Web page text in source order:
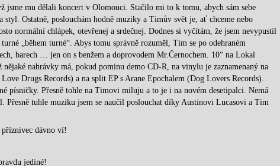
jsme mu dělali koncert v Olomouci. Stačilo mi to k tomu, abych sám sebe
Ostatně, poslouchám hodně muziky a Timův svět je, ať chceme nebo
normální chlápek, otevřenej a srdečnej. Dodnes si vyčítám, že jsem nevypustil
„během turné“. Abys tomu správně rozuměl, Tim se po odehraném
barech … jen on s benžem a doprovodem Mr.Černochem. 10“ na Lokal
nahrávky má, pokud pominu demo CD-R, na vinylu je zaznamenaný na
Drugs Records) a na split EP s Arane Epochalem (Dog Lovers Records).
písničky. Přesně tohle na Timovi miluju a to je i na novém desetipalci. Nemá
tuhle muziku jsem se naučil poslouchat díky Austinovi Lucasovi a Tim
dávno ví!
jediné!